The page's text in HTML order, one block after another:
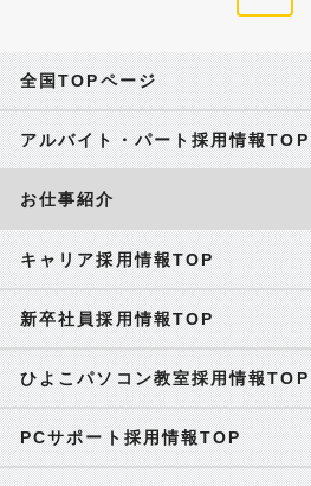
全国TOPページ
アルバイト・パート採用情報TOP
お仕事紹介
キャリア採用情報TOP
新卒社員採用情報TOP
ひよこパソコン教室採用情報TOP
PCサポート採用情報TOP